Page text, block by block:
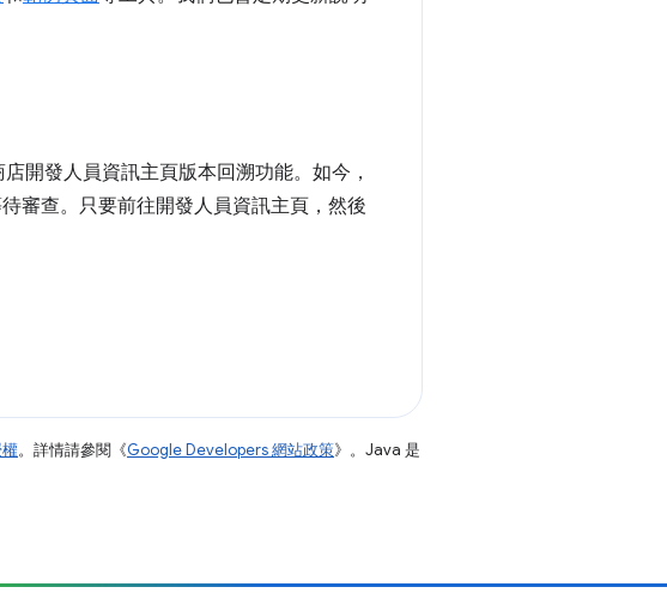
開發人員資訊主頁版本回溯功能。如今，
審查。只要前往開發人員資訊主頁，然後
。詳情請參閱《Google Developers 網站政策》。Java 是